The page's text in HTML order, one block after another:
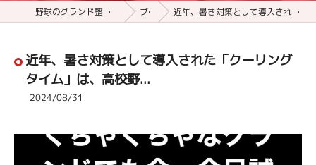
野球のグランド整備用品ならアラキスポーツ ブログ 近年、暑さ対策として導入された「クーリングタイム」は、高校野...
近年、暑さ対策として導入された「クーリング
タイム」は、高校野...
2024/08/31